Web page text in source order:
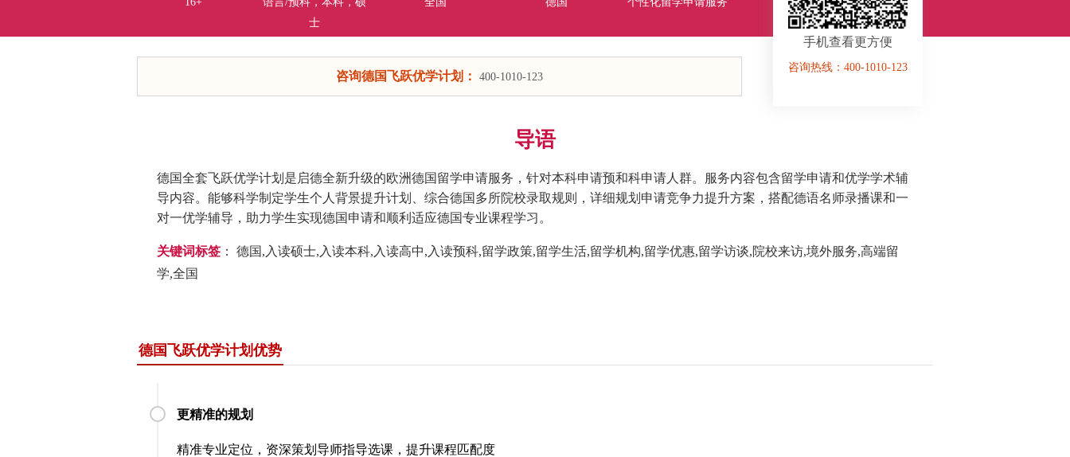
士
手机查看更方便
咨询热线：400-1010-123
咨询德国飞跃优学计划： 400-1010-123
导语
德国全套飞跃优学计划是启德全新升级的欧洲德国留学申请服务，针对本科申请预和科申请人群。服务内容包含留学申请和优学学术辅
导内容。能够科学制定学生个人背景提升计划、综合德国多所院校录取规则，详细规划申请竞争力提升方案，搭配德语名师录播课和一
对一优学辅导，助力学生实现德国申请和顺利适应德国专业课程学习。
关键词标签 ： 德国,入读硕士,入读本科,入读高中,入读预科,留学政策,留学生活,留学机构,留学优惠,留学访谈,院校来访,境外服务,高端留
学,全国
德国飞跃优学计划优势
更精准的规划
精准专业定位，资深策划导师指导选课，提升课程匹配度